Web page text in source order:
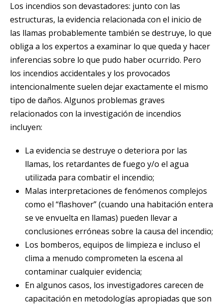
Los incendios son devastadores: junto con las
estructuras, la evidencia relacionada con el inicio de
las llamas probablemente también se destruye, lo que
obliga a los expertos a examinar lo que queda y hacer
inferencias sobre lo que pudo haber ocurrido. Pero
los incendios accidentales y los provocados
intencionalmente suelen dejar exactamente el mismo
tipo de daños. Algunos problemas graves
relacionados con la investigación de incendios
incluyen:
La evidencia se destruye o deteriora por las
llamas, los retardantes de fuego y/o el agua
utilizada para combatir el incendio;
Malas interpretaciones de fenómenos complejos
como el “flashover” (cuando una habitación entera
se ve envuelta en llamas) pueden llevar a
conclusiones erróneas sobre la causa del incendio;
Los bomberos, equipos de limpieza e incluso el
clima a menudo comprometen la escena al
contaminar cualquier evidencia;
En algunos casos, los investigadores carecen de
capacitación en metodologías apropiadas que son